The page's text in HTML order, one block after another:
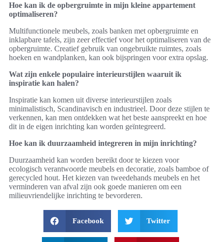
Hoe kan ik de opbergruimte in mijn kleine appartement
optimaliseren?
Multifunctionele meubels, zoals banken met opbergruimte en
inklapbare tafels, zijn zeer effectief voor het optimaliseren van de
opbergruimte. Creatief gebruik van ongebruikte ruimtes, zoals
hoeken en wandplanken, kan ook bijspringen voor extra opslag.
Wat zijn enkele populaire interieurstijlen waaruit ik
inspiratie kan halen?
Inspiratie kan komen uit diverse interieurstijlen zoals
minimalistisch, Scandinavisch en industrieel. Door deze stijlen te
verkennen, kan men ontdekken wat het beste aanspreekt en hoe
dit in de eigen inrichting kan worden geïntegreerd.
Hoe kan ik duurzaamheid integreren in mijn inrichting?
Duurzaamheid kan worden bereikt door te kiezen voor
ecologisch verantwoorde meubels en decoratie, zoals bamboe of
gerecycled hout. Het kiezen van tweedehands meubels en het
verminderen van afval zijn ook goede manieren om een
milieuvriendelijke inrichting te bevorderen.
Facebook Twitter